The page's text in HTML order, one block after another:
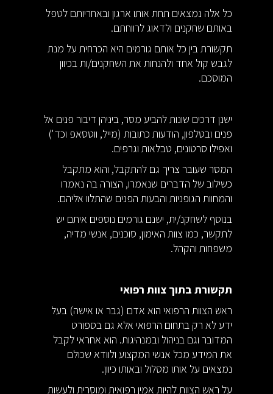
כל אלה נמצאים תחת אותו ארגון ובאחריותם לטפל
באותם שחקנים ולדאוג לרווחתם.
תקשורת בין כל אותם גורמים היא הכרחית על מנת
לגבש קול אחד ולהנחות את השחקנים/ות בכיוון
המוסכם.
ישנן דרכים שונות להביע מסר, ביניהן דיבור פנים אל
פנים ובטלפון, הודעות כתובות (מייל, ווטסאפ וכד')
ואפילו סרטונים, טבלאות וגרפים.
המסר שעובר צריך גם להתקבל, והוא מתקבל
כשילוב של הדברים שנאמרו, הצורה בה נאמרו
והמחוות הגופניות והבעות הפנים שהתלוו אליהם.
בנוסף לשחקנ/ית, ישנם גורמים נוספים איתם יש
לתקשר, כמו צוות האימון, סוכנים, אנשי מדיה,
משפחות והקהל.
תקשורת בתוך צוות רפואי
ראש הצוות הרפואי הוא אדם (גבר או אישה) בעל
ידע לא רק בתחום הרפואי אלא גם בספורט
המדובר וגם בניהול ובמנהיגות. הוא אחראי לקבל
את המידע מכל אנשי המקצוע ולוודא שכולם
נמצאים על אותו מסלול ובאותו כיוון.
על ראש הצוות להיות אמין רפואית ומוסרית ולעשות